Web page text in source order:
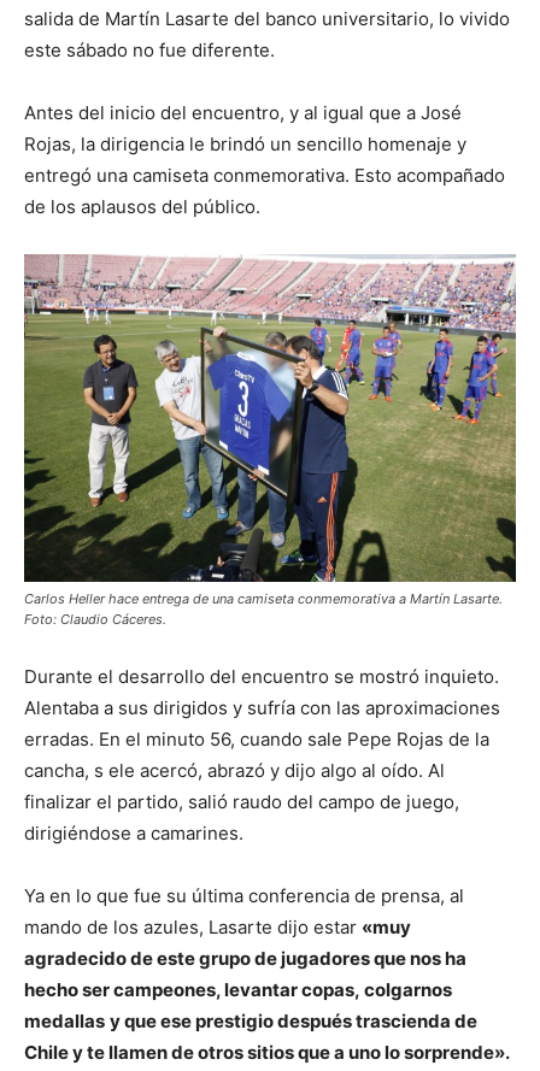
salida de Martín Lasarte del banco universitario, lo vivido
este sábado no fue diferente.
Antes del inicio del encuentro, y al igual que a José
Rojas, la dirigencia le brindó un sencillo homenaje y
entregó una camiseta conmemorativa. Esto acompañado
de los aplausos del público.
Carlos Heller hace entrega de una camiseta conmemorativa a Martín Lasarte.
Foto: Claudio Cáceres.
Durante el desarrollo del encuentro se mostró inquieto.
Alentaba a sus dirigidos y sufría con las aproximaciones
erradas. En el minuto 56, cuando sale Pepe Rojas de la
cancha, s ele acercó, abrazó y dijo algo al oído. Al
finalizar el partido, salió raudo del campo de juego,
dirigiéndose a camarines.
Ya en lo que fue su última conferencia de prensa, al
mando de los azules, Lasarte dijo estar «muy
agradecido de este grupo de jugadores que nos ha
hecho ser campeones, levantar copas, colgarnos
medallas y que ese prestigio después trascienda de
Chile y te llamen de otros sitios que a uno lo sorprende».